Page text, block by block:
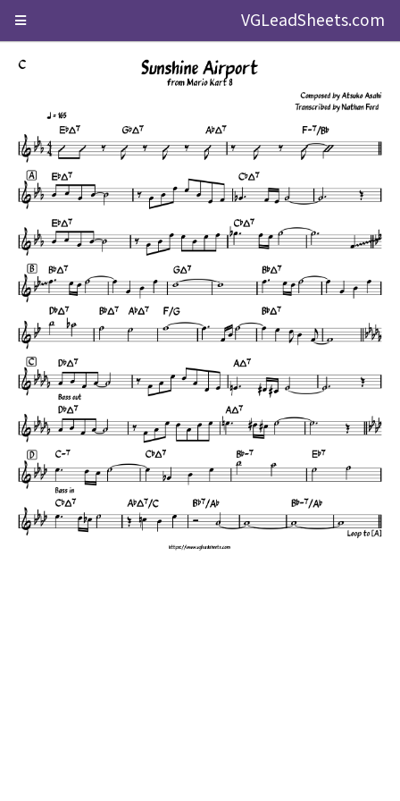
VGLeadSheets.com